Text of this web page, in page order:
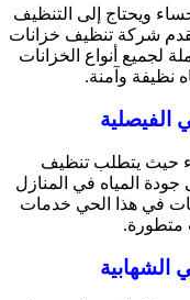
ويحتاج إلى التنظيف
شركة تنظيف خزانات
لجميع أنواع الخزانات
نظيفة وآمنة.
حيث يتطلب تنظيف
المياه في المنازل
في هذا الحي خدمات
متطورة.